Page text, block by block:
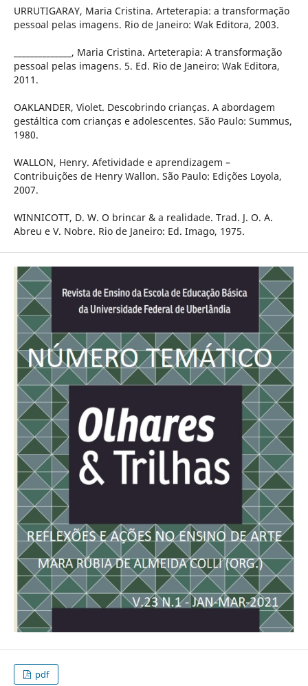
URRUTIGARAY, Maria Cristina. Arteterapia: a transformação
pessoal pelas imagens. Rio de Janeiro: Wak Editora, 2003.
______________, Maria Cristina. Arteterapia: A transformação
pessoal pelas imagens. 5. Ed. Rio de Janeiro: Wak Editora,
2011.
OAKLANDER, Violet. Descobrindo crianças. A abordagem
gestáltica com crianças e adolescentes. São Paulo: Summus,
1980.
WALLON, Henry. Afetividade e aprendizagem –
Contribuições de Henry Wallon. São Paulo: Edições Loyola,
2007.
WINNICOTT, D. W. O brincar & a realidade. Trad. J. O. A.
Abreu e V. Nobre. Rio de Janeiro: Ed. Imago, 1975.
pdf